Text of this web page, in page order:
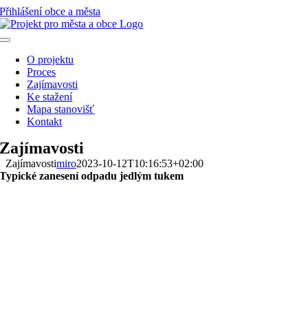
Přeskočit
na
obsah
Přihlášení obce a města
Toggle
NavigationO projektu
Proces
Zajímavosti
Ke stažení
Mapa stanovišť
Kontakt
Zajímavosti
Zajímavostimiro2023-10-12T10:16:53+02:00
Typické zanesení odpadu jedlým tukem